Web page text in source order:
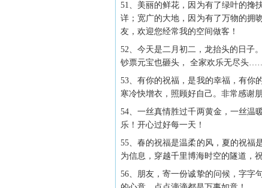
51、美丽的鲜花，因为有了绿叶的搀
详；宽广的大地，因为有了万物的拥
友，欢迎您经常我的空间做客！
52、今天是二月初二，龙抬头的日子
钞票元宝也砸头， 全家欢乐无尽
53、有你的祝福，是我的幸福，有你
寒冷快增衣，照顾好自己。非常感谢
54、一丝真情胜过千两黄金，一丝温
乐！开心过好每一天！
55、春的祝福是温柔的风，夏的祝福
为信息，穿越千里博海时空的隧道，
56、朋友，寄一份诚挚的问候，字字